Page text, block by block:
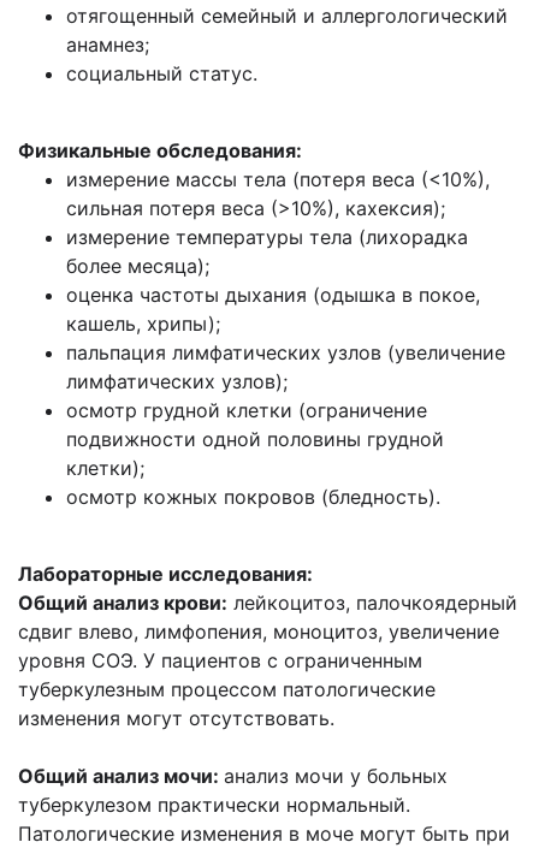
отягощенный семейный и аллергологический
анамнез;
социальный статус.
Физикальные обследования:
измерение массы тела (потеря веса (<10%),
сильная потеря веса (>10%), кахексия);
измерение температуры тела (лихорадка
более месяца);
оценка частоты дыхания (одышка в покое,
кашель, хрипы);
пальпация лимфатических узлов (увеличение
лимфатических узлов);
осмотр грудной клетки (ограничение
подвижности одной половины грудной
клетки);
осмотр кожных покровов (бледность).
Лабораторные исследования:
Общий анализ крови: лейкоцитоз, палочкоядерный
сдвиг влево, лимфопения, моноцитоз, увеличение
уровня СОЭ. У пациентов с ограниченным
туберкулезным процессом патологические
изменения могут отсутствовать.
Общий анализ мочи: анализ мочи у больных
туберкулезом практически нормальный.
Патологические изменения в моче могут быть при